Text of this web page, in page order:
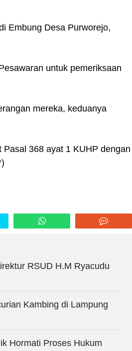
Embung Desa Purworejo,
untuk pemeriksaan
mereka, keduanya
368 ayat 1 KUHP dengan
RSUD H.M Ryacudu
Kambing di Lampung
Hormati Proses Hukum